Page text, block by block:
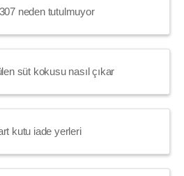
neden tutulmuyor
süt kokusu nasıl çıkar
kutu iade yerleri